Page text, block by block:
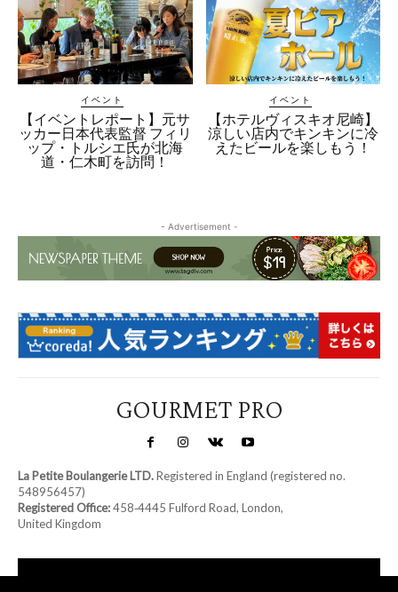
イベント
【イベントレポート】元サ
ッカー日本代表監督 フィリ
ップ・トルシエ氏が北海
道・仁木町を訪問！
イベント
【ホテルヴィスキオ尼崎】
涼しい店内でキンキンに冷
えたビールを楽しもう！
- Advertisement -
GOURMET PRO
La Petite Boulangerie LTD.Registered in England (registered no.
548956457)
Registered Office:458‑4445 Fulford Road, London,
United Kingdom